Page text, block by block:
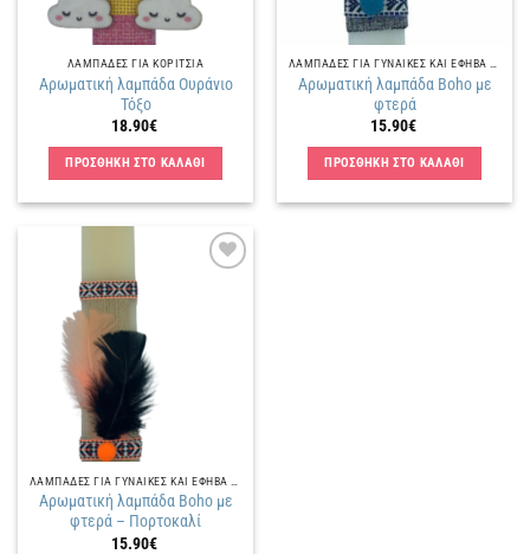
ΛΑΜΠΑΔΕΣ ΓΙΑ ΚΟΡΙΤΣΙΑ
Αρωματική λαμπάδα Ουράνιο
Τόξο
18.90€
ΠΡΟΣΘΗΚΗ ΣΤΟ ΚΑΛΑΘΙ
Αρωματική λαμπάδα Boho με
φτερά
15.90€
ΠΡΟΣΘΗΚΗ ΣΤΟ ΚΑΛΑΘΙ
Αρωματική λαμπάδα Boho με
φτερά – Πορτοκαλί
15.90€